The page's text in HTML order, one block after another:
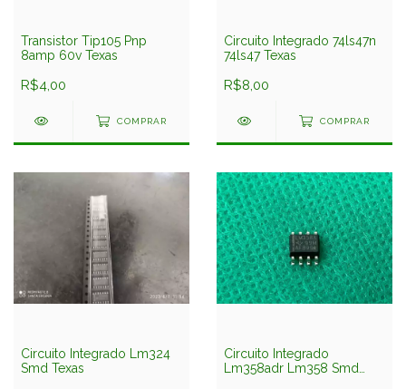
Transistor Tip105 Pnp
8amp 60v Texas
R$4,00
COMPRAR
Circuito Integrado 74ls47n
74ls47 Texas
R$8,00
COMPRAR
Circuito Integrado Lm324
Smd Texas
Circuito Integrado
Lm358adr Lm358 Smd